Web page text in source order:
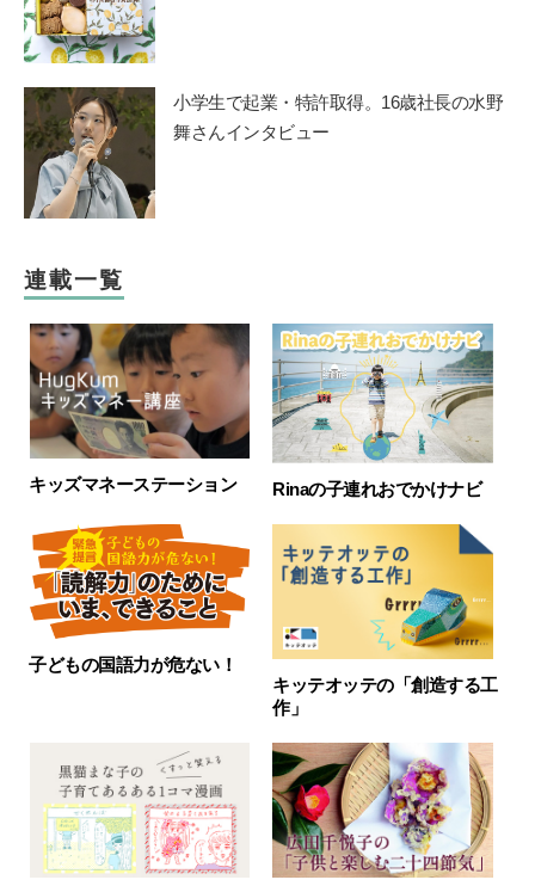
小学生で起業・特許取得。16歳社長の水野
舞さんインタビュー
連載一覧
キッズマネーステーション Rinaの子連れおでかけナビ
子どもの国語力が危ない！
キッテオッテの「創造する工
作」